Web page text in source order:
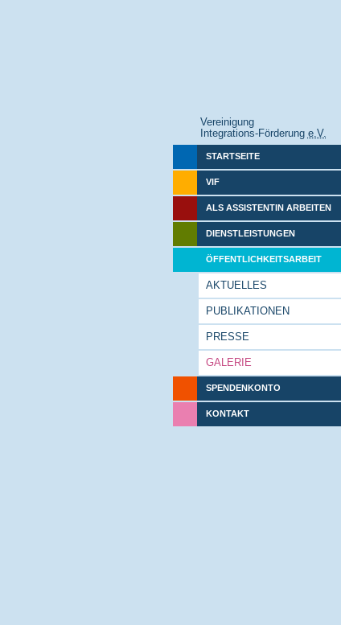
Vereinigung
Integrations-Förderung e.V.
STARTSEITE
VIF
ALS ASSISTENTIN ARBEITEN
DIENSTLEISTUNGEN
ÖFFENTLICHKEITSARBEIT
AKTUELLES
PUBLIKATIONEN
PRESSE
GALERIE
SPENDENKONTO
KONTAKT